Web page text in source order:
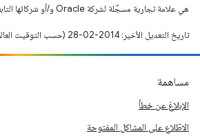
هي علامة تجارية مسجَّلة لشركة Oracle و/أو شركائها التابعين.
تاريخ التعديل الأخير: 2014-02-28 (حسب التوقيت العالمي المتفَّق عليه)
مساهمة
الإبلاغ عن خطأ
الاطّلاع على المشاكل المفتوحة